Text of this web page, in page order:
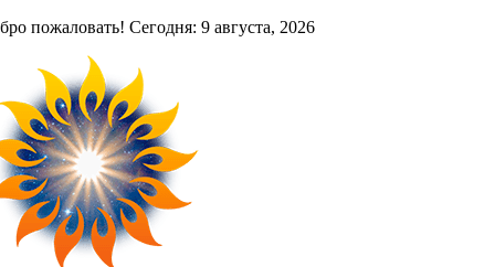
Skip
content
пожаловать! Сегодня: 9 августа, 2026